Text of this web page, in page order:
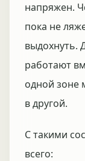
напряжен.
пока не
выдохнуть.
работают
одной зоне
в другой.
С такими
всего: